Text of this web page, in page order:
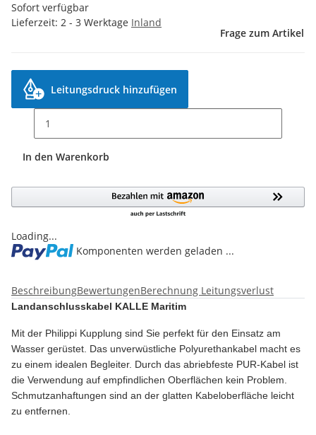
Sofort verfügbar
Lieferzeit: 2 - 3 Werktage Inland
Frage zum Artikel
Leitungsdruck hinzufügen
In den Warenkorb
Loading...
Komponenten werden geladen ...
BeschreibungBewertungenBerechnung Leitungsverlust
Landanschlusskabel KALLE Maritim
Mit der Philippi Kupplung sind Sie perfekt für den Einsatz am
Wasser gerüstet. Das unverwüstliche Polyurethankabel macht es
zu einem idealen Begleiter. Durch das abriebfeste PUR-Kabel ist
die Verwendung auf empfindlichen Oberflächen kein Problem.
Schmutzanhaftungen sind an der glatten Kabeloberfläche leicht
zu entfernen.